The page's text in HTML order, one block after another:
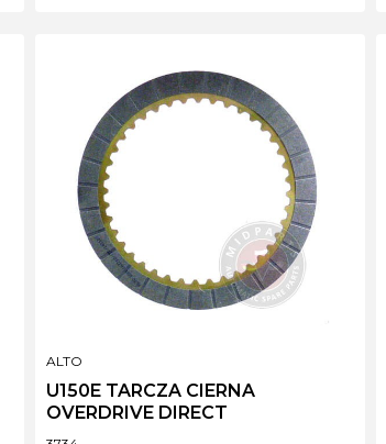
U150E TARCZA CIERNA
OVERDRIVE DIRECT
PRODUCENT
ALTO